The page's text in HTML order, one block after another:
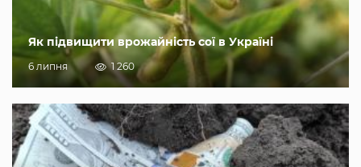
Як підвищити врожайність сої в Україні
6 липня 1 260